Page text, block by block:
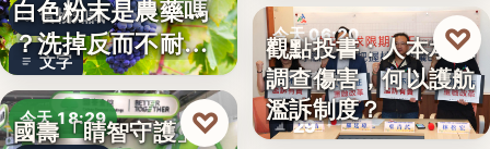
食物知識
文字
白色粉末是農藥嗎
？洗掉反而不耐
放，「白霜…
今天 18:29
國壽「睛智守護」3
♡
今天 06:20
教育政策
29
觀點投書：人本承認
調查傷害，何以護航
濫訴制度？
♡